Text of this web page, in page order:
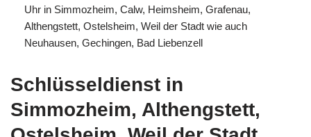
Uhr in Simmozheim, Calw, Heimsheim, Grafenau,
Althengstett, Ostelsheim, Weil der Stadt wie auch
Neuhausen, Gechingen, Bad Liebenzell
Schlüsseldienst in
Simmozheim, Althengstett,